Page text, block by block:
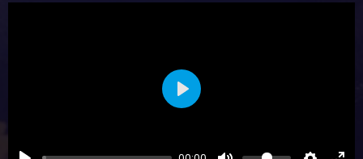
Play